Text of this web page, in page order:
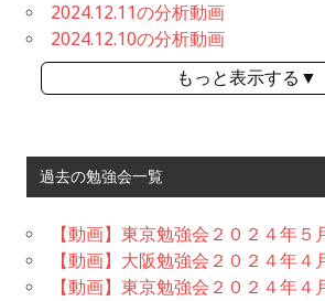
2024.12.11の分析動画
2024.12.10の分析動画
もっと表示する▼
過去の勉強会一覧
【動画】東京勉強会２０２４年５
【動画】大阪勉強会２０２４年４
【動画】東京勉強会２０２４年４